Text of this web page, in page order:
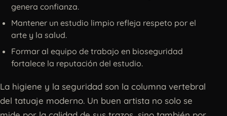
genera confianza.
Mantener un estudio limpio refleja respeto por el
arte y la salud.
Formar al equipo de trabajo en bioseguridad
fortalece la reputación del estudio.
La higiene y la seguridad son la columna vertebral
del tatuaje moderno. Un buen artista no solo se